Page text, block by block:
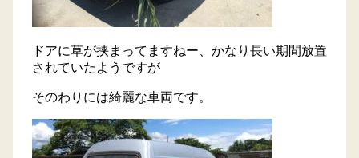
ドアに草が挟まってますねー、かなり長い期間放置
されていたようですが
そのわりには綺麗な車両です。